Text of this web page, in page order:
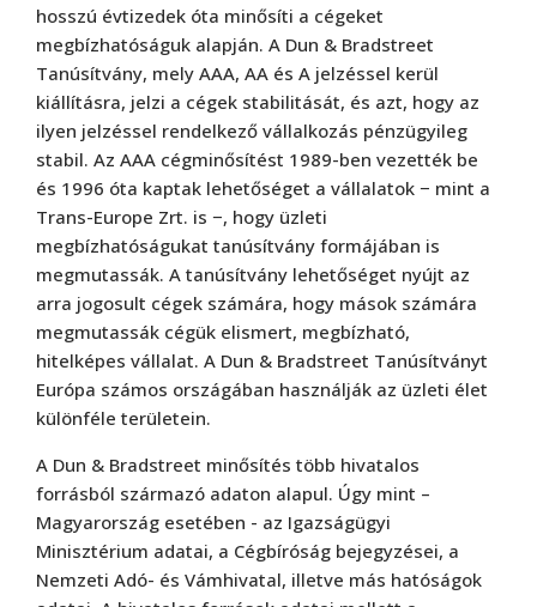
hosszú évtizedek óta minősíti a cégeket
megbízhatóságuk alapján. A Dun & Bradstreet
Tanúsítvány, mely AAA, AA és A jelzéssel kerül
kiállításra, jelzi a cégek stabilitását, és azt, hogy az
ilyen jelzéssel rendelkező vállalkozás pénzügyileg
stabil. Az AAA cégminősítést 1989-ben vezették be
és 1996 óta kaptak lehetőséget a vállalatok − mint a
Trans-Europe Zrt. is −, hogy üzleti
megbízhatóságukat tanúsítvány formájában is
megmutassák. A tanúsítvány lehetőséget nyújt az
arra jogosult cégek számára, hogy mások számára
megmutassák cégük elismert, megbízható,
hitelképes vállalat. A Dun & Bradstreet Tanúsítványt
Európa számos országában használják az üzleti élet
különféle területein.
A Dun & Bradstreet minősítés több hivatalos
forrásból származó adaton alapul. Úgy mint –
Magyarország esetében - az Igazságügyi
Minisztérium adatai, a Cégbíróság bejegyzései, a
Nemzeti Adó- és Vámhivatal, illetve más hatóságok